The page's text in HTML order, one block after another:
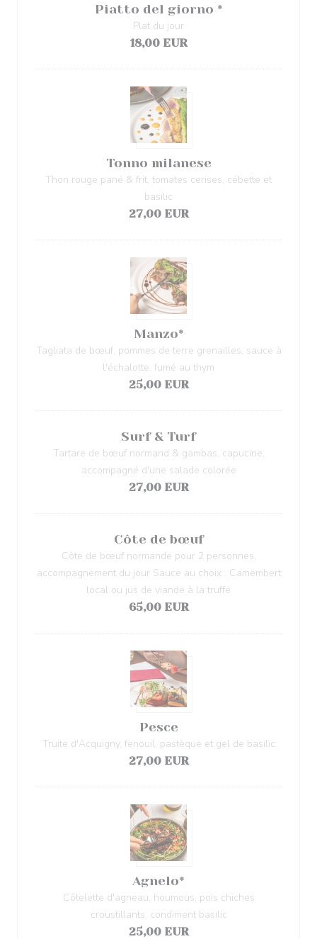
Piatto del giorno *
Plat du jour
18,00 EUR
Tonno milanese
Thon rouge pané & frit, tomates cerises, cébette et
basilic
27,00 EUR
Manzo*
Tagliata de bœuf, pommes de terre grenailles, sauce à
l'échalotte, fumé au thym
25,00 EUR
Surf & Turf
Tartare de bœuf normand & gambas, capucine,
accompagné d'une salade colorée
27,00 EUR
Côte de bœuf
Côte de bœuf normande pour 2 personnes,
accompagnement du jour Sauce au choix : Camembert
local ou jus de viande à la truffe
65,00 EUR
Pesce
Truite d'Acquigny, fenouil, pastèque et gel de basilic
27,00 EUR
Agnelo*
Côtelette d'agneau, houmous, pois chiches
croustillants, condiment basilic
25,00 EUR